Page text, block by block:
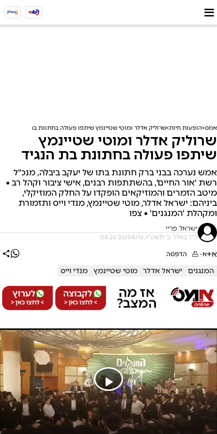
אמס הופעות חיות שרוליק אדלר ומוטי שטיינמץ שיתפו פעולה בחתונת בת הנגיד
שרוליק אדלר ומוטי שטיינמץ
שיתפו פעולה בחתונת בת הנגיד
אמש נערכה בבני ברק חתונת בתו של יעקב ביבלה, מנכ"ל
רשת 'אור החיים', בהשתתפות רבנים, אישי ציבור וקהל רב •
מיטב הזמרים והמוזיקאים הופקדו על החלק המוזיקלי,
ביניהם: ישראל אדלר, מוטי שטיינמץ, מנדי וייס ותזמורת
ומקהלת 'המנגנים' • צפו
ישראל פריי
כ"ז באדר ב׳ תשע"ו, 06/04/16 04:26
א+א- הדפסה
המנגנים ישראל אדלר מוטי שטיינמץ מנדי וייס